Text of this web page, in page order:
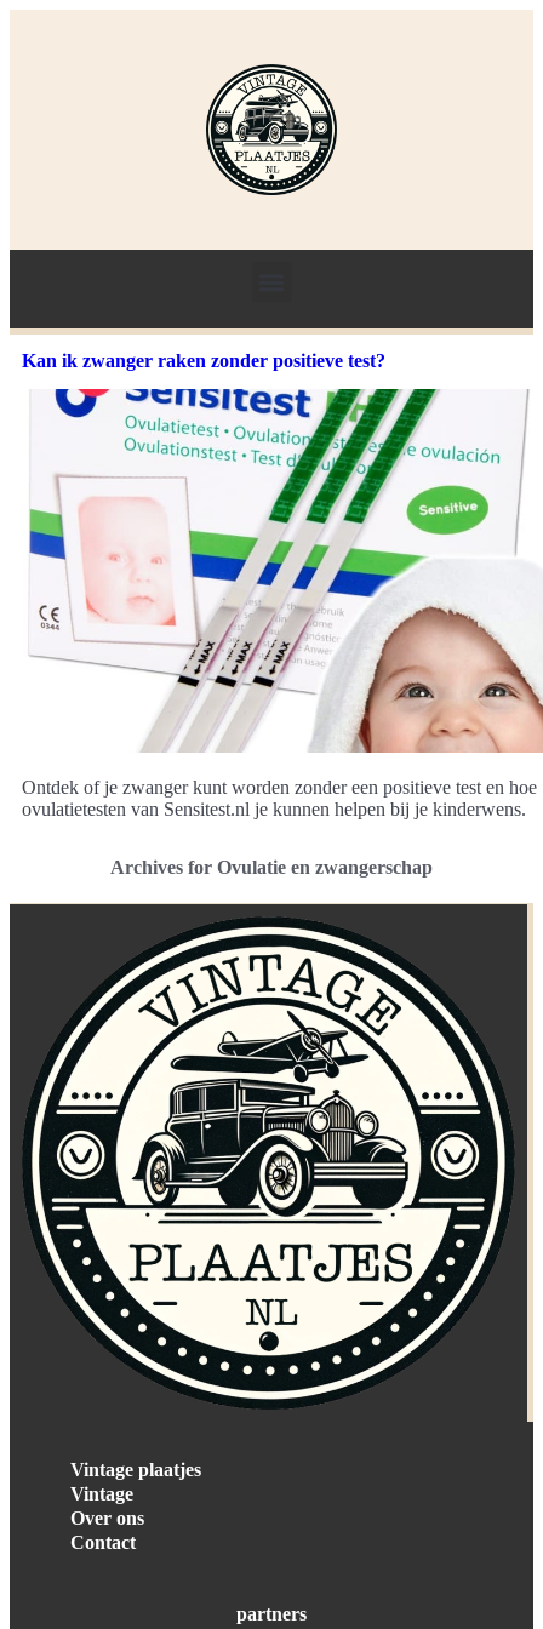
Kan ik zwanger raken zonder positieve test?
Ontdek of je zwanger kunt worden zonder een positieve test en hoe
ovulatietesten van Sensitest.nl je kunnen helpen bij je kinderwens.
Archives for Ovulatie en zwangerschap
Vintage plaatjes
Vintage
Over ons
Contact
partners